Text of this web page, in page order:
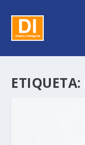
ETIQUETA: